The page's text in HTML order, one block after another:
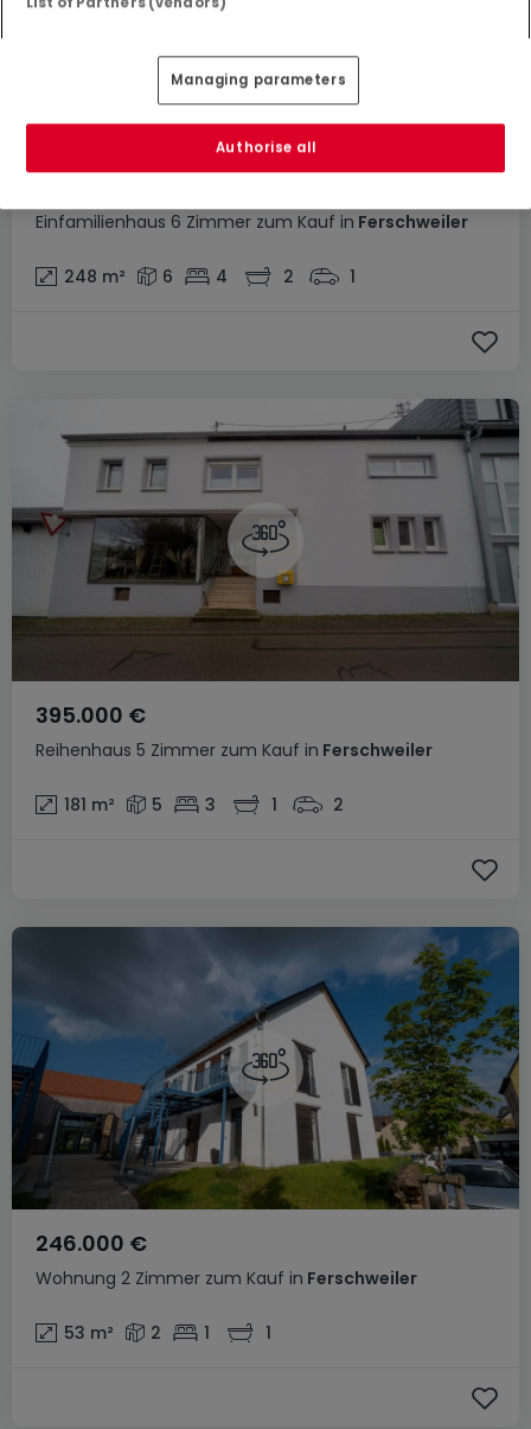
Einfamilienhaus 6 Zimmer zum Kauf in Ferschweiler
248 m² 6 4 2 1
Reihenhaus 5 Zimmer zum Kauf in Ferschweiler
395.000 €
181 m² 5 3 1 2
Wohnung 2 Zimmer zum Kauf in Ferschweiler
246.000 €
53 m² 2 1 1
Managing parameters
Authorise all